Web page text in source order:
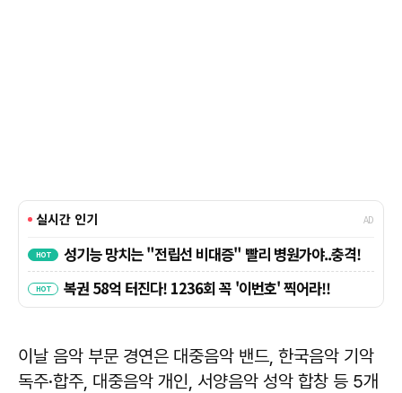
이날 음악 부문 경연은 대중음악 밴드, 한국음악 기악
독주·합주, 대중음악 개인, 서양음악 성악 합창 등 5개